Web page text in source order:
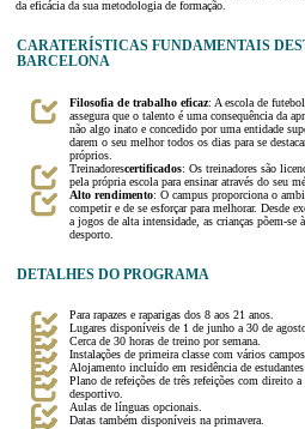
da eficácia da sua metodologia de formação.
CARATERÍSTICAS FUNDAMENTAIS
BARCELONA
Filosofia de trabalho eficaz: A escola de
assegura que o talento é uma consequência da
não algo inato e concedido por uma entidade
darem o seu melhor todos os dias para se
próprios.
Treinadorescertificados: Os treinadores são
pela própria escola para ensinar através do seu
Alto rendimento: O campus proporciona o
competir e de se esforçar para melhorar. Desde
a jogos de alta intensidade, as crianças põem-se
desporto.
DETALHES DO PROGRAMA
Para rapazes e raparigas dos 8 aos 21 anos.
Lugares disponíveis de 1 de junho a 30 de
Cerca de 30 horas de treino por semana.
Instalações de primeira classe com vários
Alojamento incluído em residência de
Plano de refeições de três refeições com direito
desportivo.
Aulas de línguas opcionais.
Datas também disponíveis na primavera.